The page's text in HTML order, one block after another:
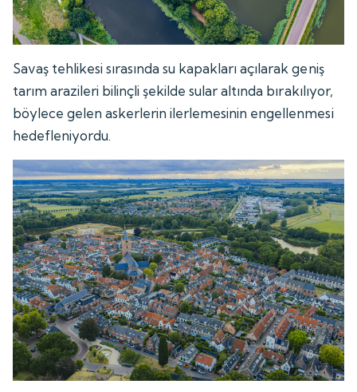
Savaş tehlikesi sırasında su kapakları açılarak geniş
tarım arazileri bilinçli şekilde sular altında bırakılıyor,
böylece gelen askerlerin ilerlemesinin engellenmesi
hedefleniyordu.